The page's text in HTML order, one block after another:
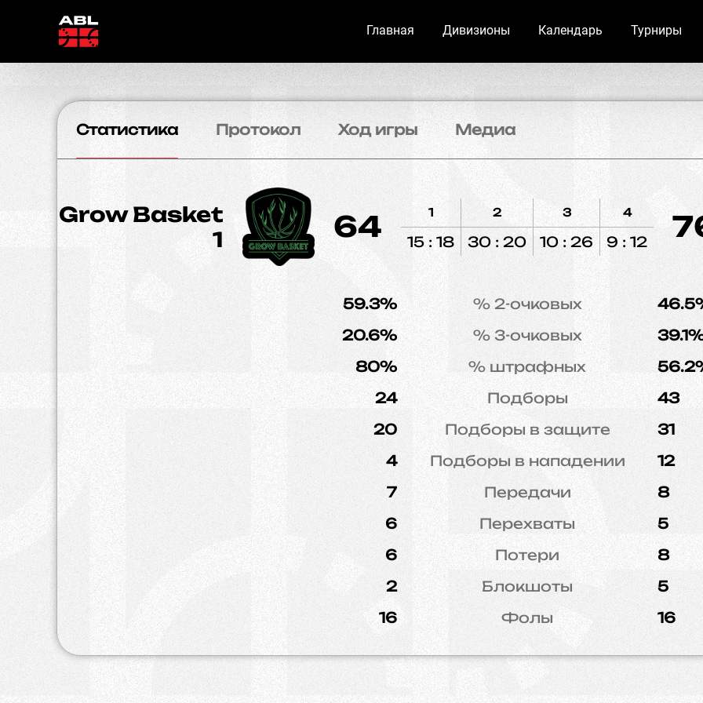
Главная Дивизионы Календарь Турниры
Статистика Протокол Ход игры Медиа
Grow Basket
1
64 1
15 : 18
2
30 : 20
3
10 : 26
4
9 : 12
59.3% % 2-очковых
20.6%
% 3-очковых
80%
% штрафных
24
Подборы
43
20
Подборы в защите
31
4
Подборы в нападении
12
7
Передачи
8
6
Перехваты
5
6
Потери
8
2
Блокшоты
5
16
Фолы 16